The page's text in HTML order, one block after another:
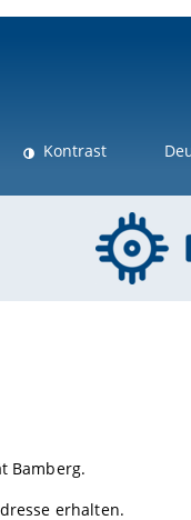
Kontrast
Bamberg.
erhalten.